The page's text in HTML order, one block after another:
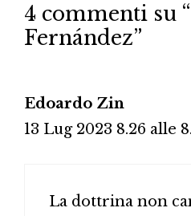
4 commenti su
Fernández”
Edoardo Zin
13 Lug 2023 8.26 alle
La dottrina non